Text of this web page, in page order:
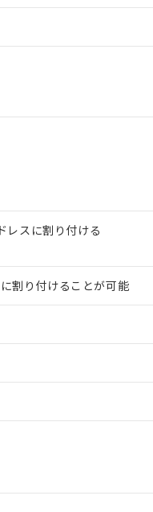
レスに割り付ける
割り付けることが可能